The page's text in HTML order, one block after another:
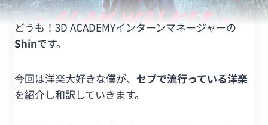
どうも！3D ACADEMYインターンマネージャーの
Shinです。
今回は洋楽大好きな僕が、 セブで流行っている洋楽
を紹介し和訳していきます。